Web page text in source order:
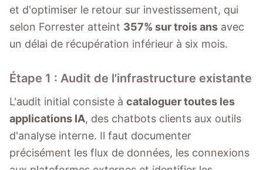
et d'optimiser le retour sur investissement, qui
selon Forrester atteint 357% sur trois ans avec
un délai de récupération inférieur à six mois.
Étape 1 : Audit de l'infrastructure existante
L'audit initial consiste à cataloguer toutes les
applications IA, des chatbots clients aux outils
d'analyse interne. Il faut documenter
précisément les flux de données, les connexions